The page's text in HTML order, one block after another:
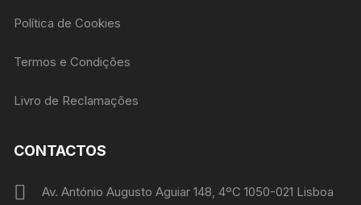
Política de Cookies
Termos e Condições
Livro de Reclamações
CONTACTOS
Av. António Augusto Aguiar 148, 4ºC 1050-021 Lisboa